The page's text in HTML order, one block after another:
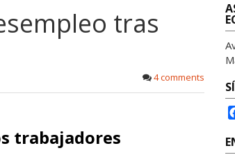
tras
4 comments
trabajadores